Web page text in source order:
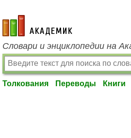
academic.ru
Словари и энциклопедии на
Толкования Переводы Книги